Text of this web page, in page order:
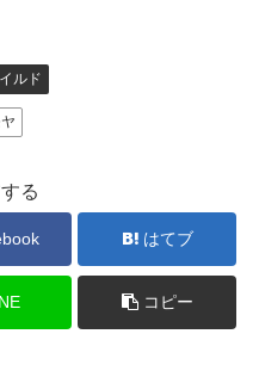
ルド
る
はてブ
コピー